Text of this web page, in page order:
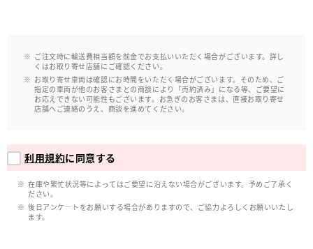
ご注文時に輸送費相当額を前金でお支払いいただく場合がございます。詳し
くはお取り寄せ店舗にご確認ください。
お取り寄せ車両は確認にお時間をいただく場合がございます。そのため、ご
指定の車両が他のお客さまとの商談により「売約済み」になる等、ご要望に
お応えできない可能性もございます。お急ぎのお客さまは、直接お取り寄せ
店舗へご連絡のうえ、商談を進めてください。
利用規約に同意する
在庫や繁忙状況等によってはご要望に沿えない場合がございます。予めご了承く
ださい。
後日アンケ―トをお願いする場合がありますので、ご協力よろしくお願いいたし
ます。